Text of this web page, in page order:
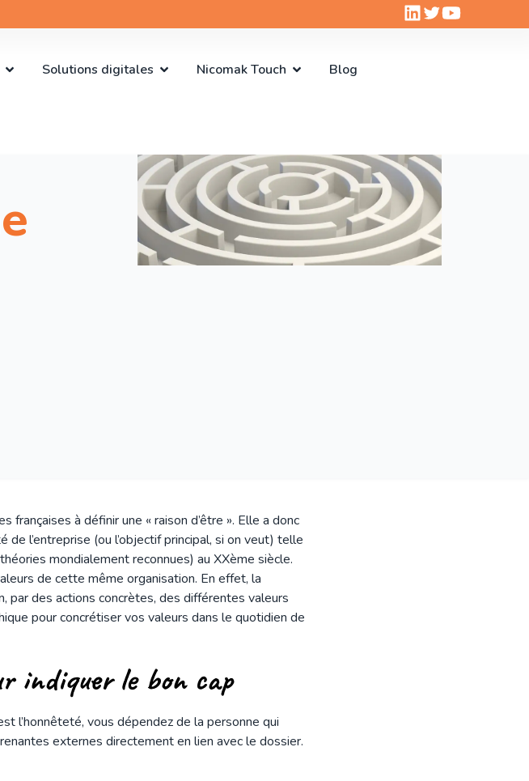
Solutions digitales Nicomak Touch Blog
à définir une « raison d’être ». Elle a donc
l’entreprise (ou l’objectif principal, si on veut) telle
mondialement reconnues) au XXème siècle.
de cette même organisation. En effet, la
par des actions concrètes, des différentes valeurs
pour concrétiser vos valeurs dans le quotidien de
indiquer le bon cap
l’honnêteté, vous dépendez de la personne qui
externes directement en lien avec le dossier.